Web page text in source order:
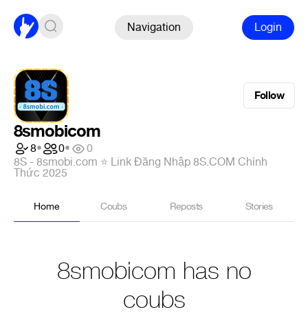
Navigation Login
Follow
8smobicom
8• 0•
0
8S - 8smobi.com ⭐️ Link Đăng Nhập 8S.COM Chính
Thức 2025
Home Coubs Reposts Stories
8smobicom has no
coubs